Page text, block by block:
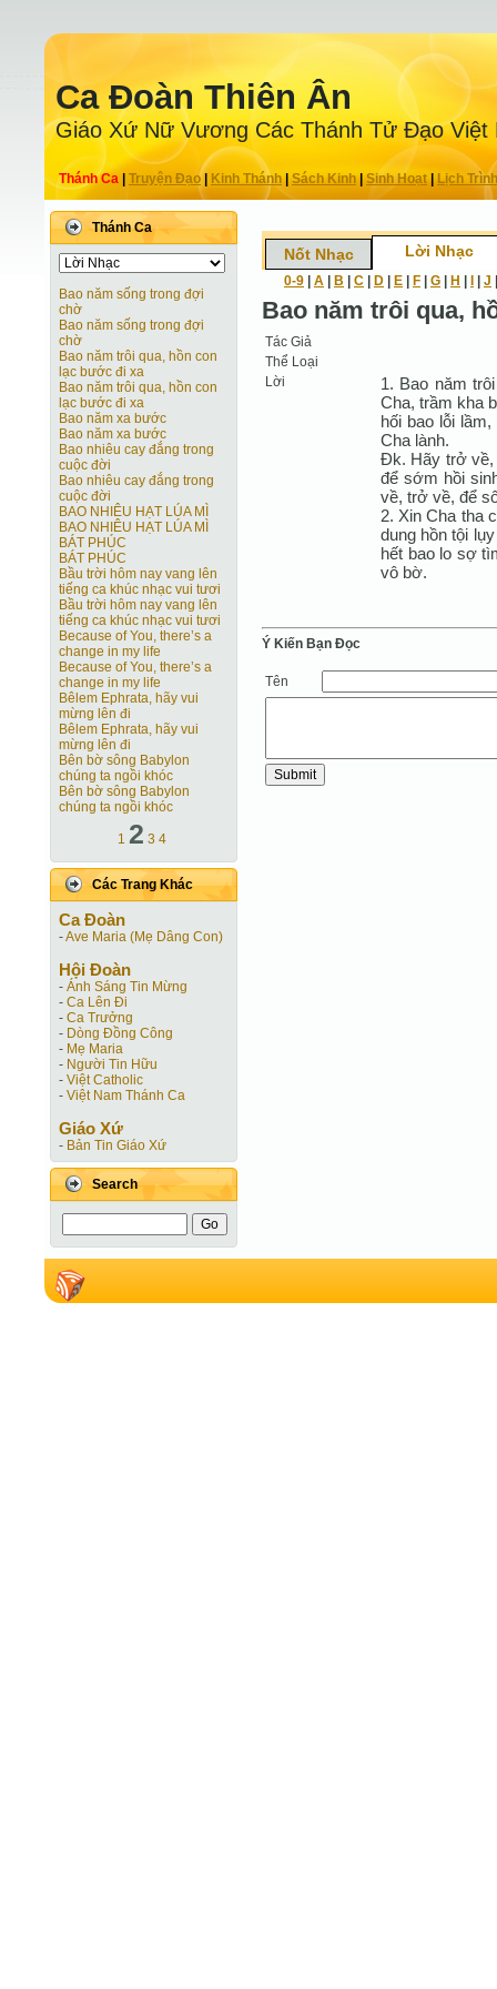
Ca Ðoàn Thiên Ân
Giáo Xứ Nữ Vương Các Thánh Tử Ðạo Việt
Thánh Ca Truyện Ðạo| Kinh Thánh Sách Kinh|Sinh Hoạt| Lịch Trình
Thánh Ca
Bao năm sống trong đợi
chờ
Bao năm sống trong đợi
chờ
Bao năm trôi qua, hồn con
lạc bước đi xa
Bao năm trôi qua, hồn con
lạc bước đi xa
Bao năm xa bước
Bao năm xa bước
Bao nhiêu cay đắng trong
cuộc đời
Bao nhiêu cay đắng trong
cuộc đời
BAO NHIÊU HẠT LÚA MÌ
BAO NHIÊU HẠT LÚA MÌ
BÁT PHÚC
BÁT PHÚC
Bầu trời hôm nay vang lên
tiếng ca khúc nhạc vui tươi
Bầu trời hôm nay vang lên
tiếng ca khúc nhạc vui tươi
Because of You, there’s a
change in my life
Because of You, there’s a
change in my life
Bêlem Ephrata, hãy vui
mừng lên đi
Bêlem Ephrata, hãy vui
mừng lên đi
Bên bờ sông Babylon
chúng ta ngồi khóc
Bên bờ sông Babylon
chúng ta ngồi khóc
1 2 3 4
Các Trang Khác
Ca Ðoàn
-Ave Maria (Mẹ Dâng Con)
Hội Ðoàn
- Ánh Sáng Tin Mừng
- Ca Lên Đi
- Ca Trưởng
- Dòng Đồng Công
- Mẹ Maria
- Người Tin Hữu
- Việt Catholic
- Việt Nam Thánh Ca
Giáo Xứ
- Bản Tin Giáo Xứ
Search
Nốt Nhạc Lời Nhạc
0-9 A B C D E F G H J
Bao năm trôi qua,
Tác Giả
Thể Loại
Lời
1. Bao năm
Cha, trầm kha
hối bao lỗi
Cha lành.
Đk. Hãy trở về,
để sớm hồi
về, trở về, để
2. Xin Cha tha
dung hồn tội
hết bao lo sợ
vô bờ.
Ý Kiến Bạn Ðọc
Tên